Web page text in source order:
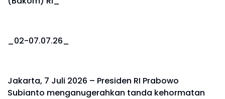
_02-07.07.26_
Jakarta, 7 Juli 2026 – Presiden RI Prabowo
Subianto menganugerahkan tanda kehormatan